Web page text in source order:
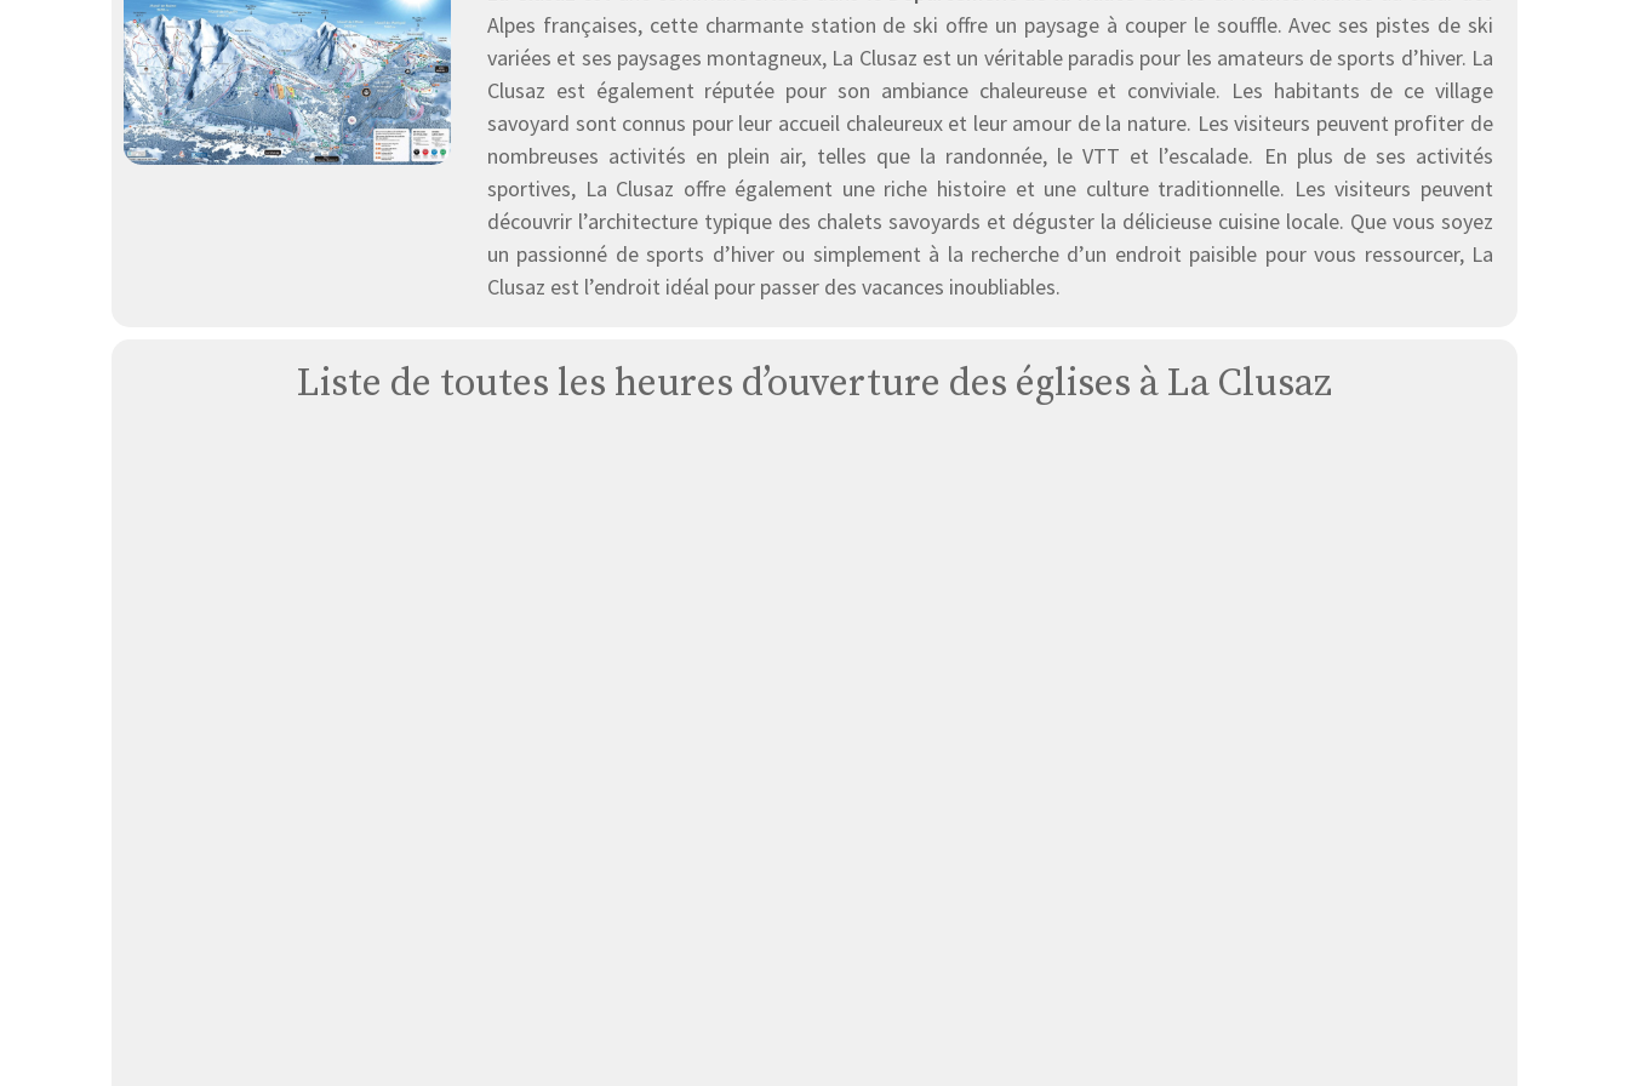
Alpes françaises, cette charmante station de ski offre un paysage à couper le souffle. Avec ses pistes de ski
variées et ses paysages montagneux, La Clusaz est un véritable paradis pour les amateurs de sports d’hiver. La
Clusaz est également réputée pour son ambiance chaleureuse et conviviale. Les habitants de ce village
savoyard sont connus pour leur accueil chaleureux et leur amour de la nature. Les visiteurs peuvent profiter de
nombreuses activités en plein air, telles que la randonnée, le VTT et l’escalade. En plus de ses activités
sportives, La Clusaz offre également une riche histoire et une culture traditionnelle. Les visiteurs peuvent
découvrir l’architecture typique des chalets savoyards et déguster la délicieuse cuisine locale. Que vous soyez
un passionné de sports d’hiver ou simplement à la recherche d’un endroit paisible pour vous ressourcer, La
Clusaz est l’endroit idéal pour passer des vacances inoubliables.
Liste de toutes les heures d’ouverture des églises à La Clusaz